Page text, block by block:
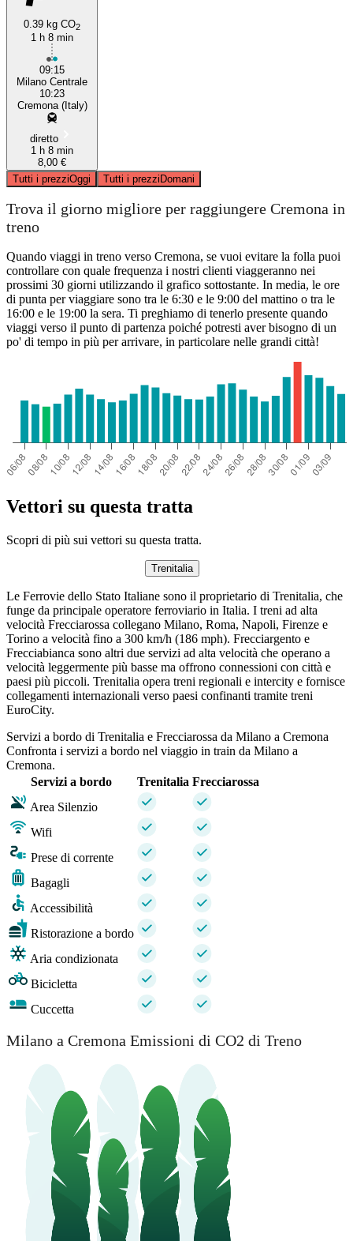
0.39 kg CO2
1 h 8 min
09:15
Milano Centrale
10:23
Cremona (Italy)
diretto
1 h 8 min
8,00 €
Tutti i prezziOggi Tutti i prezziDomani
Trova il giorno migliore per raggiungere Cremona in
treno
Quando viaggi in treno verso Cremona, se vuoi evitare la folla puoi
controllare con quale frequenza i nostri clienti viaggeranno nei
prossimi 30 giorni utilizzando il grafico sottostante. In media, le ore
di punta per viaggiare sono tra le 6:30 e le 9:00 del mattino o tra le
16:00 e le 19:00 la sera. Ti preghiamo di tenerlo presente quando
viaggi verso il punto di partenza poiché potresti aver bisogno di un
po' di tempo in più per arrivare, in particolare nelle grandi città!
Vettori su questa tratta
Scopri di più sui vettori su questa tratta.
Trenitalia
Le Ferrovie dello Stato Italiane sono il proprietario di Trenitalia, che
funge da principale operatore ferroviario in Italia. I treni ad alta
velocità Frecciarossa collegano Milano, Roma, Napoli, Firenze e
Torino a velocità fino a 300 km/h (186 mph). Frecciargento e
Frecciabianca sono altri due servizi ad alta velocità che operano a
velocità leggermente più basse ma offrono connessioni con città e
paesi più piccoli. Trenitalia opera treni regionali e intercity e fornisce
collegamenti internazionali verso paesi confinanti tramite treni
EuroCity.
Servizi a bordo di Trenitalia e Frecciarossa da Milano a Cremona
Confronta i servizi a bordo nel viaggio in train da Milano a
Cremona.
Servizi a bordo
Trenitalia Frecciarossa
Area Silenzio
Wifi
Prese di corrente
Bagagli
Accessibilità
Ristorazione a bordo
Aria condizionata
Bicicletta
Cuccetta
Milano a Cremona Emissioni di CO2 di Treno